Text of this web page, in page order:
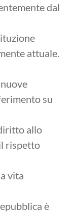
dal
attuale.
su
allo
rispetto
vita
è